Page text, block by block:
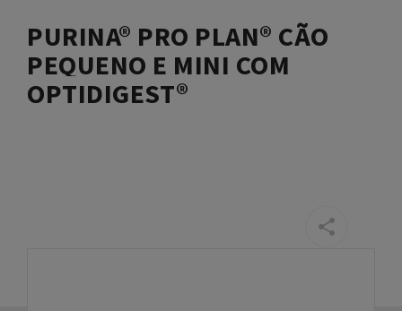
PURINA® PRO PLAN® CÃO
PEQUENO E MINI COM
OPTIDIGEST®